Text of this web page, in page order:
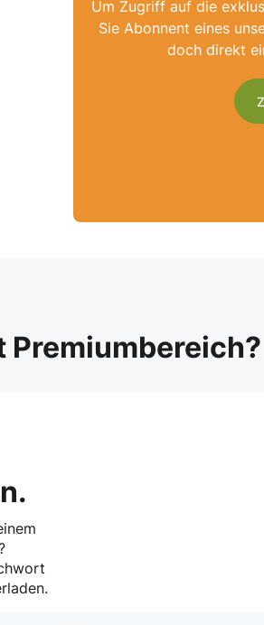
Um Zugriff auf die
Sie Abonnent eines
doch direkt
Premiumbereich?